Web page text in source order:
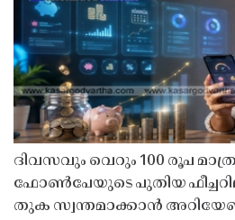
ദിവസവും വെറും 100 രൂപ
ഫോൺപേയുടെ പുതിയ
തുക സ്വന്തമാക്കാൻ